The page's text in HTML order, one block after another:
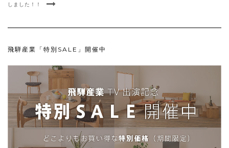
しました！！
飛騨産業「特別SALE」開催中